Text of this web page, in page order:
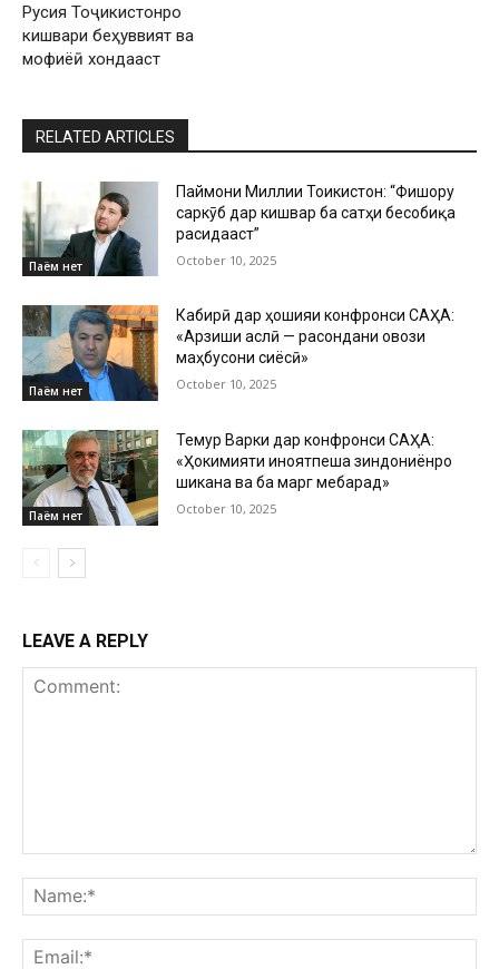
Русия Тоҷикистонро
кишвари беҳуввият ва
мофиёӣ хондааст
RELATED ARTICLES
Паём нет
Паймони Миллии Тоҷикистон: “Фишору
саркӯб дар кишвар ба сатҳи бесобиқа
расидааст”
October 10, 2025
Паём нет
Кабирӣ дар ҳошияи конфронси САҲА:
«Арзиши аслӣ — расондани овози
маҳбусони сиёсӣ»
October 10, 2025
Паём нет
Темур Варки дар конфронси САҲА:
«Ҳокимияти ҷиноятпеша зиндониёнро
шиканҷа ва ба марг мебарад»
October 10, 2025
LEAVE A REPLY